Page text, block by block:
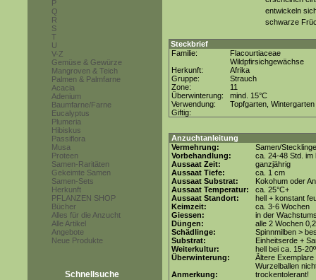
P
Q
R
S
T
U
V-Z
Gemüse & Gewürze
Mangroven & Teich
Palmen & Palmfarne
Acacia
Adenium
Baumfarne/Farne
Eucalyptus
Plumeria
Hibiskus
Passiflora
Musa
Proteen
Samen-Raritäten
Gekeimte Samen
Samen-Sets
Herkunft
PFLANZEN SHOP
Bücher
Alles für die Anzucht
Alle Artikel
Angebote
Neue Produkte
Schnellsuche
entwickeln
schwarze
Steckbrief
Familie:
Flacourtiaceae
Wildpfirsichgewächse
Herkunft:
Afrika
Gruppe:
Strauch
Zone:
11
Überwinterung:
mind. 15°C
Verwendung:
Topfgarten, Wintergarten
Giftig:
Anzuchtanleitung
Vermehrung:
Samen/Stecklinge
Vorbehandlung:
ca. 24-48 Std. im
Aussaat Zeit:
ganzjährig
Aussaat Tiefe:
ca. 1 cm
Aussaat Substrat:
Kokohum oder
Aussaat Temperatur:
ca. 25°C+
Aussaat Standort:
hell + konstant
Keimzeit:
ca. 3-6 Wochen
Giessen:
in der
Düngen:
alle 2 Wochen
Schädlinge:
Spinnmilben >
Substrat:
Einheitserde +
Weiterkultur:
hell bei ca. 15-
Überwinterung:
Ältere
Wurzelballen
Anmerkung:
trockentolerant!